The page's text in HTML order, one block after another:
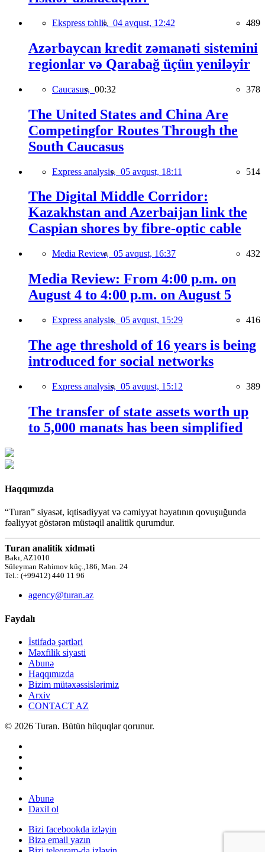
Ekspress təhlil, 04 avqust, 12:42 489
Azərbaycan kredit zəmanəti sistemini
regionlar və Qarabağ üçün yeniləyir
Caucasus, 00:32 378
The United States and China Are
Competingfor Routes Through the
South Caucasus
Express analysis, 05 avqust, 18:11 514
The Digital Middle Corridor:
Kazakhstan and Azerbaijan link the
Caspian shores by fibre-optic cable
Media Review, 05 avqust, 16:37 432
Media Review: From 4:00 p.m. on
August 4 to 4:00 p.m. on August 5
Express analysis, 05 avqust, 15:29 416
The age threshold of 16 years is being
introduced for social networks
Express analysis, 05 avqust, 15:12 389
The transfer of state assets worth up
to 5,000 manats has been simplified
Haqqımızda
“Turan” siyasət, iqtisadiyyat və cəmiyyət həyatının qovuşuğunda
fəaliyyət göstərən müstəqil analitik qurumdur.
Turan analitik xidməti
Bakı, AZ1010
Süleyman Rəhimov küç.,186, Mən. 24
Tel.: (+99412) 440 11 96
agency@turan.az
Faydalı
İstifadə şərtləri
Məxfilik siyasti
Abunə
Haqqımızda
Bizim mütəxəssislərimiz
Arxiv
CONTACT AZ
© 2026 Turan. Bütün hüquqlar qorunur.
Abunə
Daxil ol
Bizi facebookda izləyin
Bizə email yazın